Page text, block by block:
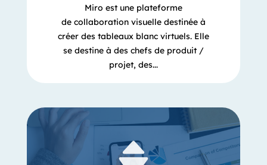
Miro est une plateforme
de collaboration visuelle destinée à
créer des tableaux blanc virtuels. Elle
se destine à des chefs de produit /
projet, des...